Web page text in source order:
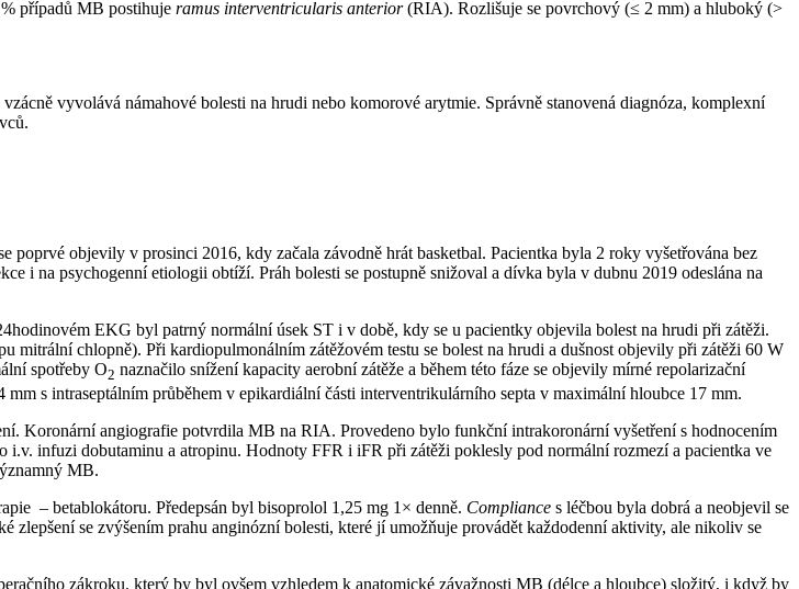
případů MB postihuje ramus interventricularis anterior(RIA). Rozlišuje se povrchový (≤ 2 mm) a hluboký (>
vyvolává námahové bolesti na hrudi nebo komorové arytmie. Správně stanovená diagnóza, komplexní
objevily v prosinci 2016, kdy začala závodně hrát basketbal. Pacientka byla 2 roky vyšetřována bez
i na psychogenní etiologii obtíží. Práh bolesti se postupně snižoval a dívka byla v dubnu 2019 odeslána na
EKG byl patrný normální úsek ST i v době, kdy se u pacientky objevila bolest na hrudi při zátěži.
chlopně). Při kardiopulmonálním zátěžovém testu se bolest na hrudi a dušnost objevily při zátěži 60 W
spotřeby O2 naznačilo snížení kapacity aerobní zátěže a během této fáze se objevily mírné repolarizační
s intraseptálním průběhem v epikardiální části interventrikulárního septa v maximální hloubce 17 mm.
Koronární angiografie potvrdila MB na RIA. Provedeno bylo funkční intrakoronární vyšetření s hodnocením
infuzi dobutaminu a atropinu. Hodnoty FFR i iFR při zátěži poklesly pod normální rozmezí a pacientka ve
MB.
–⁠ betablokátoru. Předepsán byl bisoprolol 1,25 mg 1× denně. Compliance s léčbou byla dobrá a neobjevil se
zlepšení se zvýšením prahu anginózní bolesti, které jí umožňuje provádět každodenní aktivity, ale nikoliv se
zákroku, který by byl ovšem vzhledem k anatomické závažnosti MB (délce a hloubce) složitý, i když by